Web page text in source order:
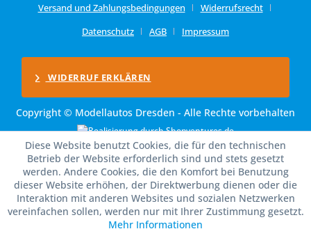
Versand und Zahlungsbedingungen
Widerrufsrecht
Datenschutz
AGB Impressum
WIDERRUF ERKLÄREN
Copyright © Modellautos Dresden - Alle Rechte vorbehalten
Diese Website benutzt Cookies, die für den technischen
Betrieb der Website erforderlich sind und stets gesetzt
werden. Andere Cookies, die den Komfort bei Benutzung
dieser Website erhöhen, der Direktwerbung dienen oder die
Interaktion mit anderen Websites und sozialen Netzwerken
vereinfachen sollen, werden nur mit Ihrer Zustimmung gesetzt.
Mehr Informationen